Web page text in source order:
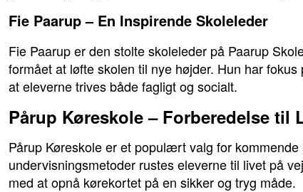
Fie Paarup – En Inspirende Skoleleder
Fie Paarup er den stolte skoleleder på Paarup
formået at løfte skolen til nye højder. Hun har
at eleverne trives både fagligt og socialt.
Pårup Køreskole – Forberedelse til
Pårup Køreskole er et populært valg for
undervisningsmetoder rustes eleverne til livet på
med at opnå kørekortet på en sikker og tryg måde.